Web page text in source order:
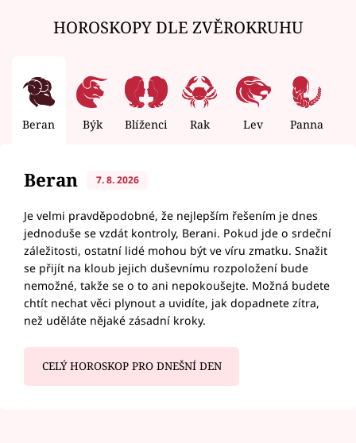
HOROSKOPY DLE ZVĚROKRUHU
Beran Býk Blíženci Rak Lev Panna
Beran 7. 8. 2026
Je velmi pravděpodobné, že nejlepším řešením je dnes
jednoduše se vzdát kontroly, Berani. Pokud jde o srdeční
záležitosti, ostatní lidé mohou být ve víru zmatku. Snažit
se přijít na kloub jejich duševnímu rozpoložení bude
nemožné, takže se o to ani nepokoušejte. Možná budete
chtít nechat věci plynout a uvidíte, jak dopadnete zítra,
než uděláte nějaké zásadní kroky.
CELÝ HOROSKOP PRO DNEŠNÍ DEN